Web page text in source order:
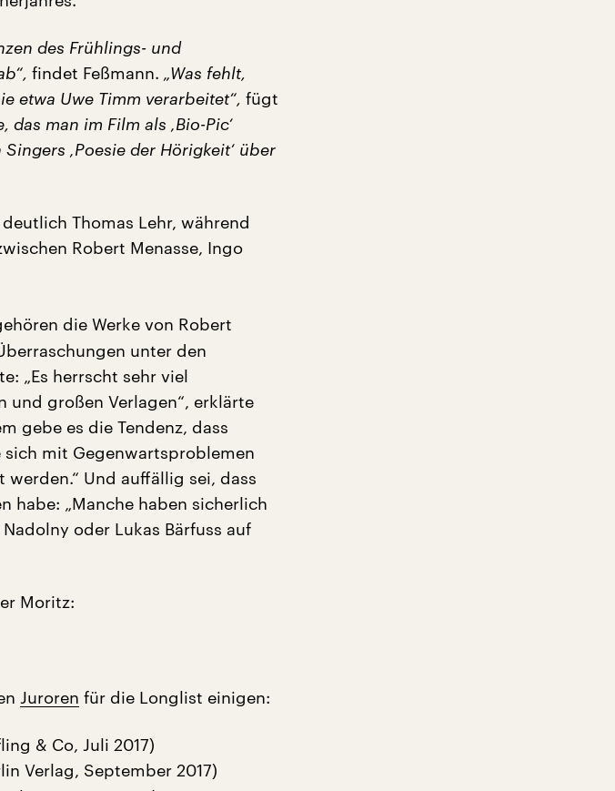
des Frühlings- und
findet Feßmann. „Was fehlt,
etwa Uwe Timm verarbeitet“, fügt
das man im Film als ‚Bio-Pic‘
‚Poesie der Hörigkeit‘ über
Thomas Lehr, während
Robert Menasse, Ingo
die Werke von Robert
unter den
„Es herrscht sehr viel
und großen Verlagen“, erklärte
gebe es die Tendenz, dass
mit Gegenwartsproblemen
Und auffällig sei, dass
habe: „Manche haben sicherlich
oder Lukas Bärfuss auf
Moritz:
Juroren für die Longlist einigen:
& Co, Juli 2017)
Verlag, September 2017)